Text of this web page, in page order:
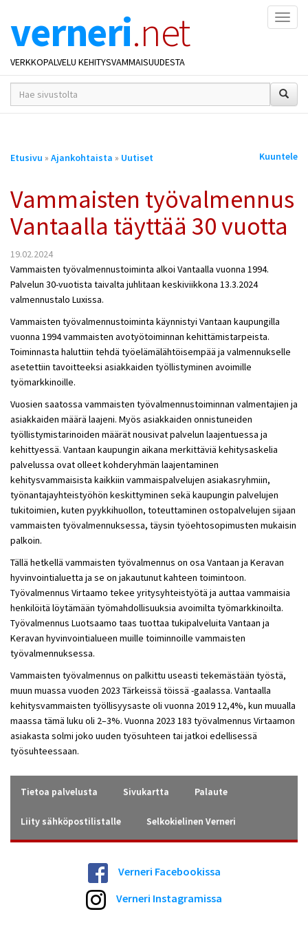
verneri.net
VERKKOPALVELU KEHITYSVAMMAISUUDESTA
hakusana(t)
*
Olet
Etusivu » Ajankohtaista » Uutiset Kuuntele
Vammaisten työvalmennus
Vantaalla täyttää 30 vuotta
19.02.2024
Vammaisten työvalmennustoiminta alkoi Vantaalla vuonna 1994.
Palvelun 30-vuotista taivalta juhlitaan keskiviikkona 13.3.2024
valmennustalo Luxissa.
Vammaisten työvalmennustoiminta käynnistyi Vantaan kaupungilla
vuonna 1994 vammaisten avotyötoiminnan kehittämistarpeista.
Toiminnasta haluttiin tehdä työelämälähtöisempää ja valmennukselle
asetettiin tavoitteeksi asiakkaiden työllistyminen avoimille
työmarkkinoille.
Vuosien saatossa vammaisten työvalmennustoiminnan valmentajien ja
asiakkaiden määrä laajeni. Myös asiakkaiden onnistuneiden
työllistymistarinoiden määrät nousivat palvelun laajentuessa ja
kehittyessä. Vantaan kaupungin aikana merkittäviä kehitysaskelia
palvelussa ovat olleet kohderyhmän laajentaminen
kehitysvammaisista kaikkiin vammaispalvelujen asiakasryhmiin,
työnantajayhteistyöhön keskittyminen sekä kaupungin palvelujen
tukitoimien, kuten pyykkihuollon, toteuttaminen ostopalvelujen sijaan
vammaisten työvalmennuksessa, täysin työehtosopimusten mukaisin
palkoin.
Tällä hetkellä vammaisten työvalmennus on osa Vantaan ja Keravan
hyvinvointialuetta ja se on jakautunut kahteen toimintoon.
Työvalmennus Virtaamo tekee yritysyhteistyötä ja auttaa vammaisia
henkilöitä löytämään työmahdollisuuksia avoimilta työmarkkinoilta.
Työvalmennus Luotsaamo taas tuottaa tukipalveluita Vantaan ja
Keravan hyvinvointialueen muille toiminnoille vammaisten
työvalmennuksessa.
Vammaisten työvalmennus on palkittu useasti tekemästään työstä,
muun muassa vuoden 2023 Tärkeissä töissä -gaalassa. Vantaalla
kehitysvammaisten työllisyysaste oli vuonna 2019 12,4%, kun muualla
maassa tämä luku oli 2–3%. Vuonna 2023 183 työvalmennus Virtaamon
asiakasta solmi joko uuden työsuhteen tai jatkoi edellisessä
työsuhteessaan.
Tietoa palvelusta Sivukartta Palaute
Liity sähköpostilistalle Selkokielinen Verneri
Verneri Facebookissa
Verneri Instagramissa